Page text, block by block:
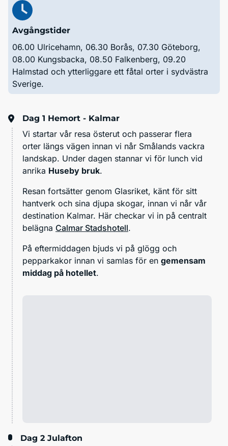
Avgångstider
06.00 Ulricehamn, 06.30 Borås, 07.30 Göteborg,
08.00 Kungsbacka, 08.50 Falkenberg, 09.20
Halmstad och ytterliggare ett fåtal orter i sydvästra
Sverige.
Dag 1 Hemort - Kalmar
Vi startar vår resa österut och passerar flera
orter längs vägen innan vi når Smålands vackra
landskap. Under dagen stannar vi för lunch vid
anrika Huseby bruk.
Resan fortsätter genom Glasriket, känt för sitt
hantverk och sina djupa skogar, innan vi når vår
destination Kalmar. Här checkar vi in på centralt
belägna Calmar Stadshotell.
På eftermiddagen bjuds vi på glögg och
pepparkakor innan vi samlas för en gemensam
middag på hotellet.
Dag 2 Julafton